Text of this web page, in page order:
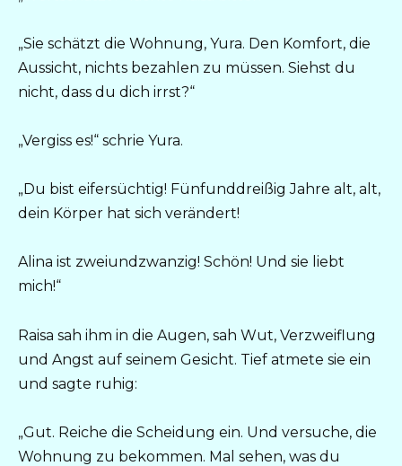
„Sie schätzt die Wohnung, Yura. Den Komfort, die
Aussicht, nichts bezahlen zu müssen. Siehst du
nicht, dass du dich irrst?“
„Vergiss es!“ schrie Yura.
„Du bist eifersüchtig! Fünfunddreißig Jahre alt, alt,
dein Körper hat sich verändert!
Alina ist zweiundzwanzig! Schön! Und sie liebt
mich!“
Raisa sah ihm in die Augen, sah Wut, Verzweiflung
und Angst auf seinem Gesicht. Tief atmete sie ein
und sagte ruhig:
„Gut. Reiche die Scheidung ein. Und versuche, die
Wohnung zu bekommen. Mal sehen, was du